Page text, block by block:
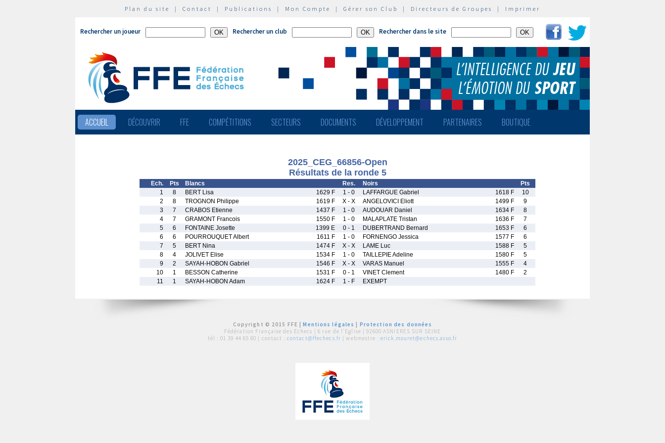
Plan du site | Contact | Publications | Mon Compte | Gérer son Club | Directeurs de Groupes | Imprimer
Rechercher un joueur Rechercher un club Rechercher dans le site
ACCUEIL DÉCOUVRIR FFE COMPÉTITIONS SECTEURS DOCUMENTS DÉVELOPPEMENT PARTENAIRES BOUTIQUE
2025_CEG_66856-Open
Résultats de la ronde 5
Ech. Pts Blancs Res. Noirs
Pts
1
8 BERT Lisa 1629 F 1 - 0 LAFFARGUE Gabriel 1618 F
10
2
8 TROGNON Philippe 1619 F X - X ANGELOVICI Eliott 1499 F
9
3
7 CRABOS Etienne 1437 F 1 - 0 AUDOUAR Daniel 1634 F
8
4
7 GRAMONT Francois 1550 F 1 - 0 MALAPLATE Tristan 1636 F
7
5
6 FONTAINE Josette 1399 E 0 - 1 DUBERTRAND Bernard 1653 F
6
6
6 POURROUQUET Albert 1611 F 1 - 0 FORNENGO Jessica 1577 F
6
7
5 BERT Nina 1474 F X - X LAME Luc 1588 F
5
8
4 JOLIVET Elise 1534 F 1 - 0 TAILLEPIE Adeline 1580 F
5
9
2 SAYAH-HOBON Gabriel 1546 F X - X VARAS Manuel 1555 F
4
10
1 BESSON Catherine 1531 F 0 - 1 VINET Clement 1480 F
2
11
1 SAYAH-HOBON Adam 1624 F 1 - F EXEMPT
Copyright © 2015 FFE |Mentions légales
Protection des données
Fédération Française des Echecs | 6 rue de l'Eglise | 92600 ASNIERES SUR SEINE
tél : 01 39 44 65 80 | contact : contact@ffechecs.fr | webmestre : erick.mouret@echecs.asso.fr